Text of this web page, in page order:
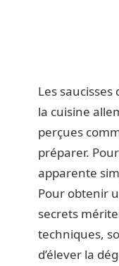
Les
la cuisine
perçues
préparer.
apparente
Pour obtenir
secrets
techniques,
d’élever la